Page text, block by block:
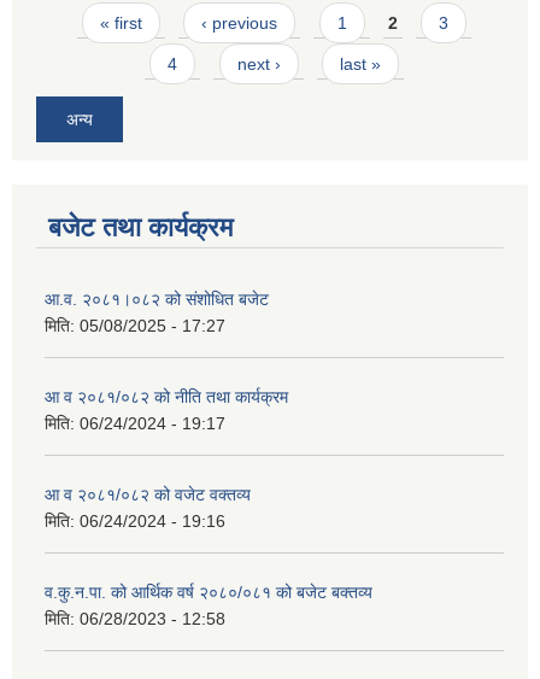
Pages
« first ‹ previous 1 2 3
4 next › last »
अन्य
बजेट तथा कार्यक्रम
आ.व. २०८१।०८२ को संशोधित बजेट
मिति: 05/08/2025 - 17:27
आ व २०८१/०८२ को नीति तथा कार्यक्रम
मिति: 06/24/2024 - 19:17
आ व २०८१/०८२ को वजेट वक्तव्य
मिति: 06/24/2024 - 19:16
व.कु.न.पा. को आर्थिक वर्ष २०८०/०८१ को बजेट बक्तव्य
मिति: 06/28/2023 - 12:58